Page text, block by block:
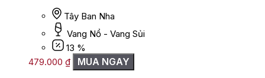
Tây Ban Nha
Vang Nổ - Vang Sủi
13 %
479.000 ₫ MUA NGAY